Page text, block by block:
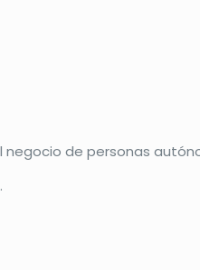
de personas